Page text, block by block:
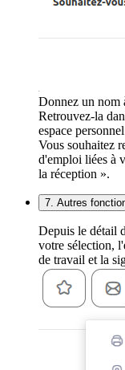
Donnez un nom
Retrouvez-la
espace
Vous souhaitez
d'emploi liées à
la réception ».
7. Autres
Depuis le détail
votre sélection,
de travail et la